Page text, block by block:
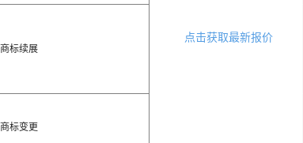
点击获取最新报价
商标续展
商标变更